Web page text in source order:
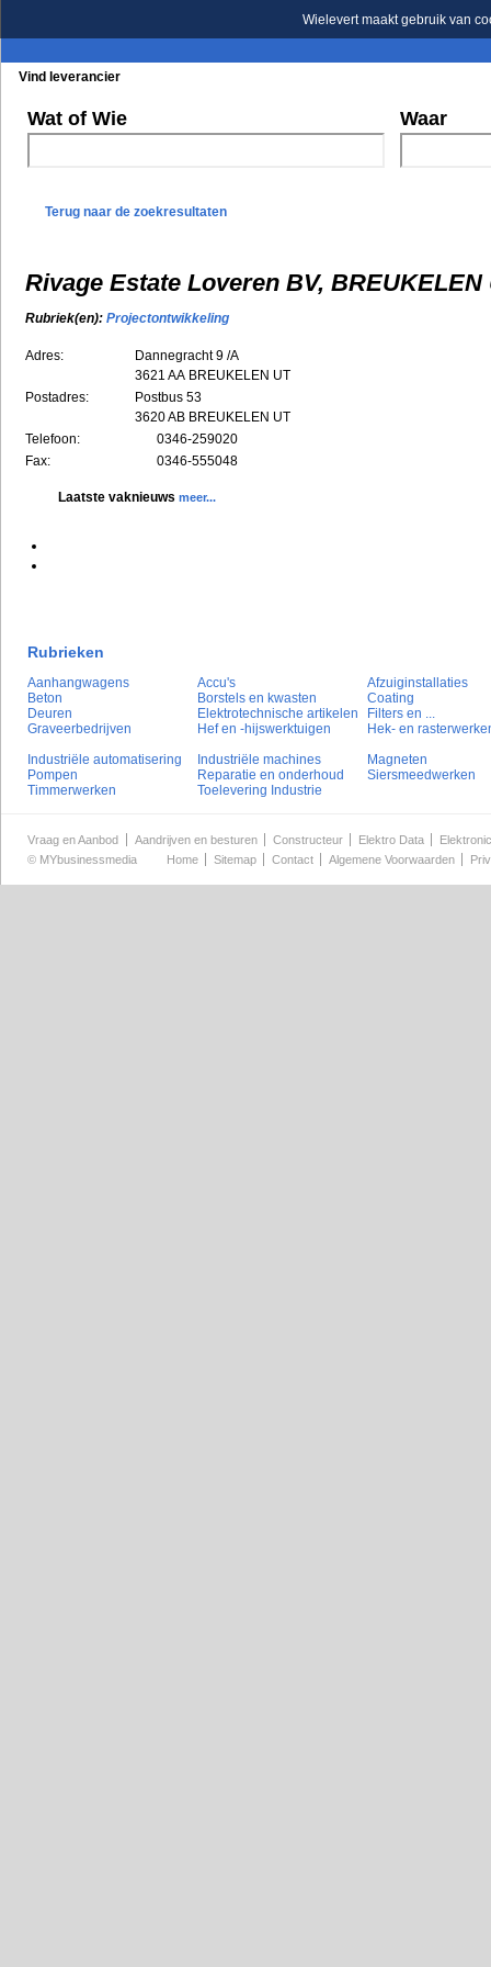
Wielevert maakt gebruik van
Vind leverancier
Wat of Wie Waar
Terug naar de zoekresultaten
Rivage Estate Loveren BV, BREUKELEN
Rubriek(en): Projectontwikkeling
Adres:
Dannegracht 9 /A
3621 AA BREUKELEN UT
Postadres:
Postbus 53
3620 AB BREUKELEN UT
Telefoon:
0346-259020
Fax:
0346-555048
Laatste vaknieuws meer...
Rubrieken
Aanhangwagens Accu's
Afzuiginstallaties
Beton
Borstels en kwasten
Coating
Deuren
Elektrotechnische artikelen
Filters en ...
Graveerbedrijven
Hef en -hijswerktuigen
Hek- en
Industriële automatisering
Industriële machines
Magneten
Pompen
Reparatie en onderhoud
Siersmeedwerken
Timmerwerken
Toelevering Industrie
Vraag en Aanbod Aandrijven en besturen Constructeur Elektro Data
© MYbusinessmedia Home Sitemap Contact Algemene Voorwaarden